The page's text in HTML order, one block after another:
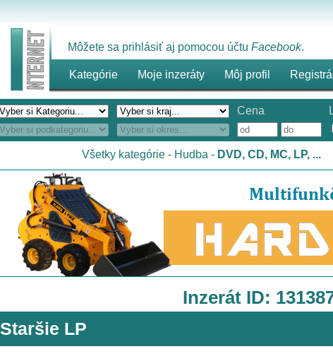
Môžete sa prihlásiť aj pomocou účtu Facebook.
Kategórie Moje inzeráty Môj profil
Cena
Všetky kategórie- Hudba - DVD, CD, MC, LP, ...
Inzerát ID:
Staršie LP